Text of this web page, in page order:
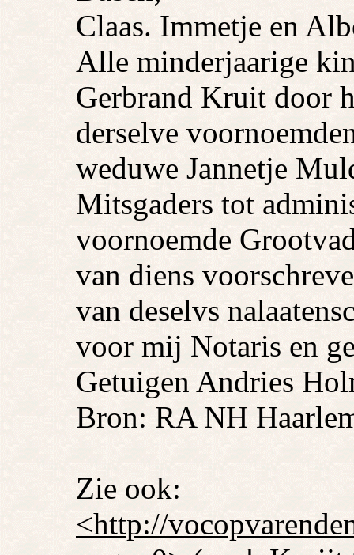
Claas. Immetje en
Alle minderjaarige
Gerbrand Kruit door
derselve
weduwe Jannetje
Mitsgaders tot
voornoemde
van diens
van deselvs
voor mij Notaris en
Getuigen Andries
Bron: RA NH
Zie ook:
<http://